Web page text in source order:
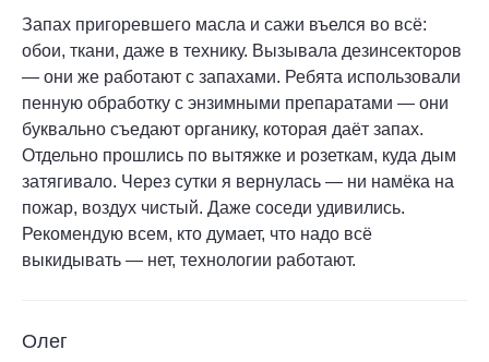
Запах пригоревшего масла и сажи въелся во всё:
обои, ткани, даже в технику. Вызывала дезинсекторов
— они же работают с запахами. Ребята использовали
пенную обработку с энзимными препаратами — они
буквально съедают органику, которая даёт запах.
Отдельно прошлись по вытяжке и розеткам, куда дым
затягивало. Через сутки я вернулась — ни намёка на
пожар, воздух чистый. Даже соседи удивились.
Рекомендую всем, кто думает, что надо всё
выкидывать — нет, технологии работают.
Олег